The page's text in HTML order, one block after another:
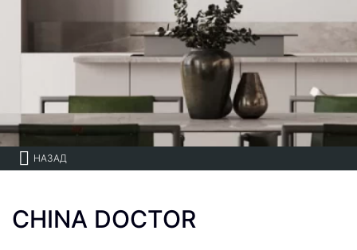
НАЗАД
CHINA DOCTOR